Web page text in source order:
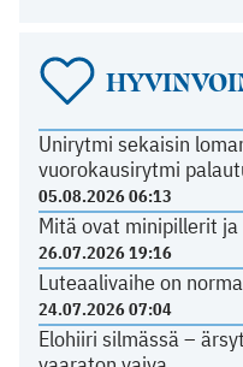
Unirytmi sekaisin
vuorokausirytmi
05.08.2026 06:13
Mitä ovat minipillerit
26.07.2026 19:16
Luteaalivaihe on
24.07.2026 07:04
Elohiiri silmässä –